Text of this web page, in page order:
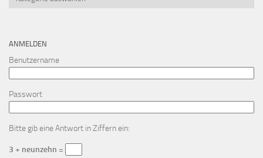
ANMELDEN
Benutzername
Passwort
Bitte gib eine Antwort in Ziffern ein:
3 + neunzehn =